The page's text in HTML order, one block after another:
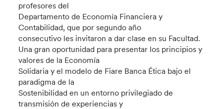
profesores del
Departamento de Economía Financiera y
Contabilidad, que por segundo año
consecutivo les invitaron a dar clase en su Facultad.
Una gran oportunidad para presentar los principios y
valores de la Economía
Solidaria y el modelo de Fiare Banca Ética bajo el
paradigma de la
Sostenibilidad en un entorno privilegiado de
transmisión de experiencias y